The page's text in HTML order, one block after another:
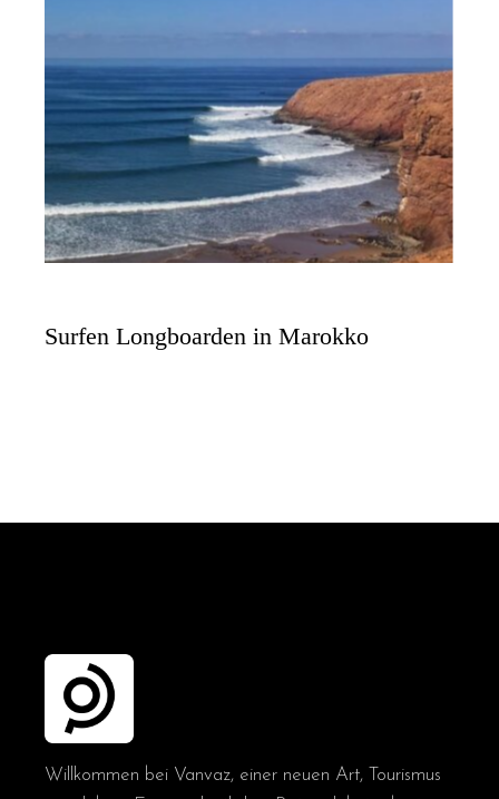
Surfen Longboarden in Marokko
Willkommen bei Vanvaz, einer neuen Art, Tourismus